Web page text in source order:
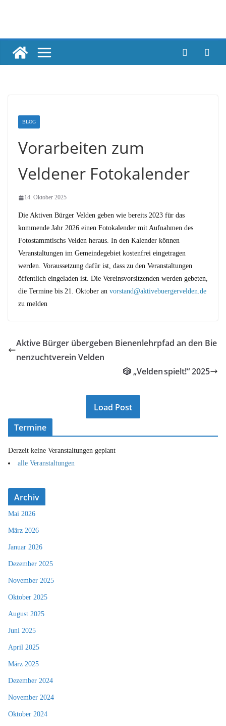
BLOG
Vorarbeiten zum
Veldener Fotokalender
14. Oktober 2025
Die Aktiven Bürger Velden geben wie bereits 2023 für das
kommende Jahr 2026 einen Fotokalender mit Aufnahmen des
Fotostammtischs Velden heraus. In den Kalender können
Veranstaltungen im Gemeindegebiet kostenfrei eingetragen
werden. Voraussetzung dafür ist, dass zu den Veranstaltungen
öffentlich eingeladen ist. Die Vereinsvorsitzenden werden gebeten,
die Termine bis 21. Oktober an vorstand@aktivebuergervelden.de
zu melden
Aktive Bürger übergeben Bienenlehrpfad an den Bie
nenzuchtverein Velden
🎲 „Velden spielt!“ 2025
Load Post
Termine
Derzeit keine Veranstaltungen geplant
alle Veranstaltungen
Archiv
Mai 2026
März 2026
Januar 2026
Dezember 2025
November 2025
Oktober 2025
August 2025
Juni 2025
April 2025
März 2025
Dezember 2024
November 2024
Oktober 2024